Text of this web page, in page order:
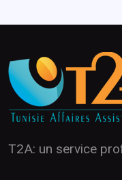
T2A: un service